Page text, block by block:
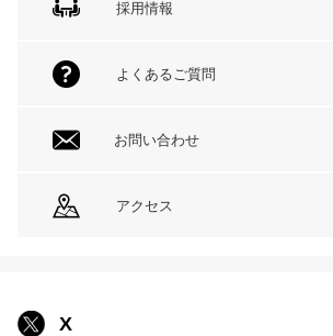
採用情報
よくあるご質問
お問い合わせ
アクセス
X